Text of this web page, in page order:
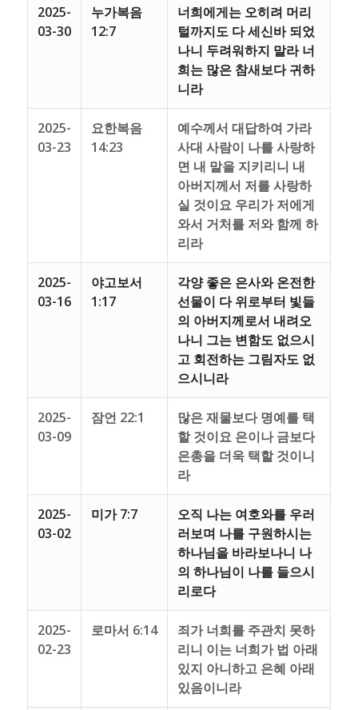
2025-
03-30
누가복음
12:7
너희에게는 오히려 머리
털까지도 다 세신바 되었
나니 두려워하지 말라 너
희는 많은 참새보다 귀하
니라
2025-
03-23
요한복음
14:23
예수께서 대답하여 가라
사대 사람이 나를 사랑하
면 내 말을 지키리니 내
아버지께서 저를 사랑하
실 것이요 우리가 저에게
와서 거처를 저와 함께 하
리라
2025-
03-16
야고보서
1:17
각양 좋은 은사와 온전한
선물이 다 위로부터 빛들
의 아버지께로서 내려오
나니 그는 변함도 없으시
고 회전하는 그림자도 없
으시니라
2025-
03-09
잠언 22:1
많은 재물보다 명예를 택
할 것이요 은이나 금보다
은총을 더욱 택할 것이니
라
2025-
03-02
미가 7:7
오직 나는 여호와를 우러
러보며 나를 구원하시는
하나님을 바라보나니 나
의 하나님이 나를 들으시
리로다
2025-
02-23
로마서 6:14
죄가 너희를 주관치 못하
리니 이는 너희가 법 아래
있지 아니하고 은혜 아래
있음이니라